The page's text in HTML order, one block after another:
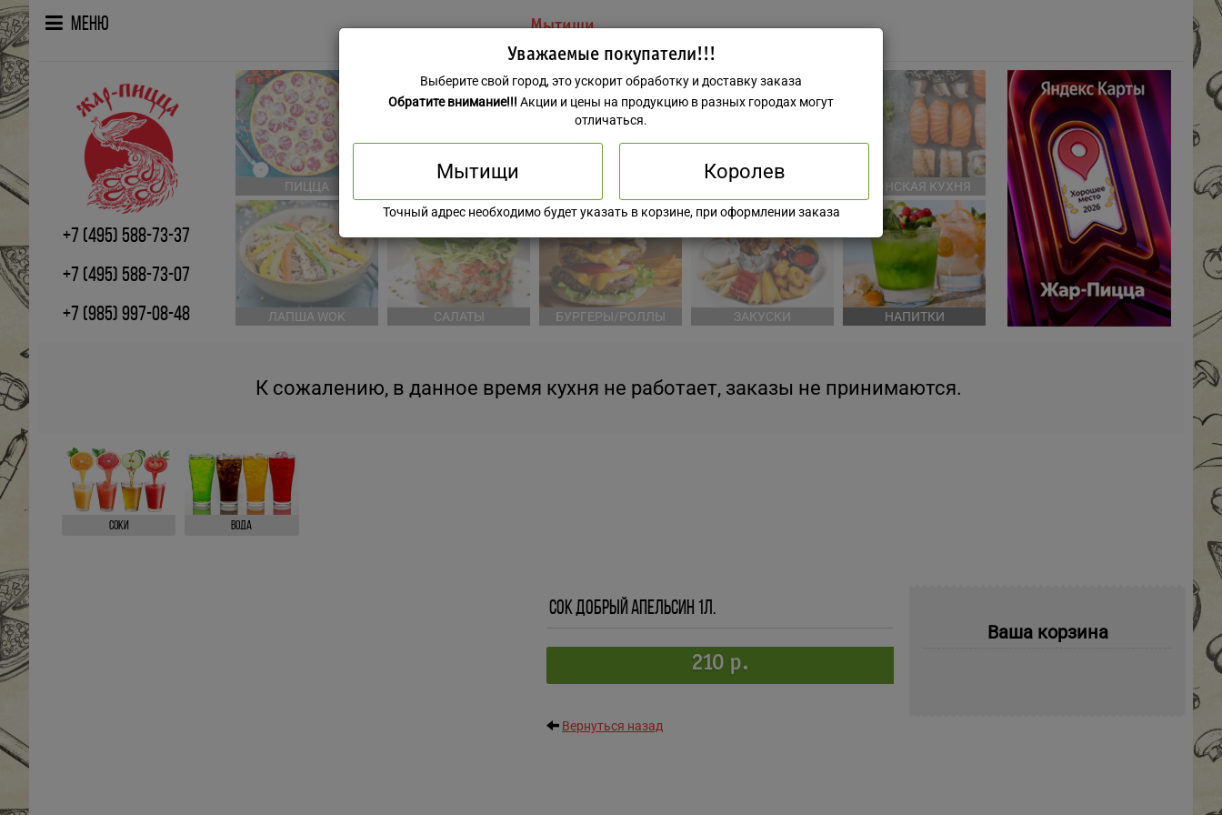
Уважаемые покупатели!!!
Выберите свой город, это ускорит обработку и доставку заказа
Обратите внимание!!! Акции и цены на продукцию в разных городах могут
отличаться.
Мытищи Королев
Точный адрес необходимо будет указать в корзине, при оформлении заказа
Меню Мытищи
+7 (495) 588-73-37
+7 (495) 588-73-07
+7 (985) 997-08-48
ПИЦЦА ЕВРОПЕЙСКАЯ КУХНЯ ЯПОНСКАЯ КУХНЯ
ЛАПША WOK САЛАТЫ БУРГЕРЫ/РОЛЛЫ ЗАКУСКИ НАПИТКИ
К сожалению, в данное время кухня не работает, заказы не принимаются.
Соки Вода
Сок Добрый Апельсин 1л.
210 р.
Вернуться назад
Ваша корзина